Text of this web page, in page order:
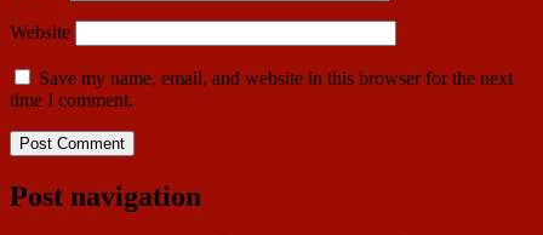
Website
Save my name, email, and website in this browser for the next
time I comment.
Post navigation